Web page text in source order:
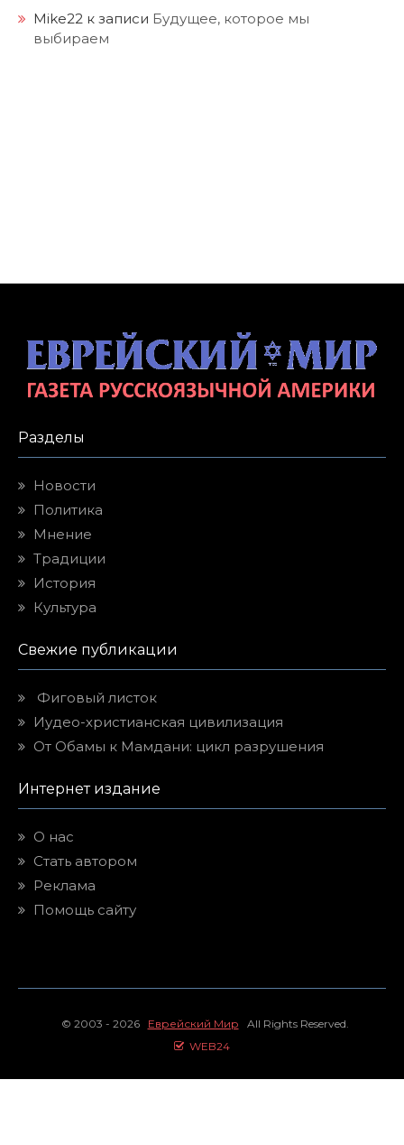
Mike22 к записи Будущее, которое мы
выбираем
Разделы
Новости
Политика
Мнение
Традиции
История
Культура
Свежие публикации
Фиговый листок
Иудео-христианская цивилизация
От Обамы к Мамдани: цикл разрушения
Интернет издание
О нас
Стать автором
Реклама
Помощь сайту
© 2003 - 2026 Еврейский Мир All Rights Reserved.
WEB24